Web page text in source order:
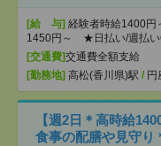
[給 与] 経験者時給1400
1450円～ ★日払い/週払い
[交通費]交通費全額支給
[勤務地] 高松(香川県)駅 / 円
【週2日＊高時給
食事の配膳や見守り